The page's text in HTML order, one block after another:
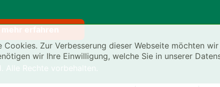
erfahren
Rechte vorbehalten.
Zur Verbesserung dieser Webseite möchten
wir Ihre Einwilligung, welche Sie in unserer